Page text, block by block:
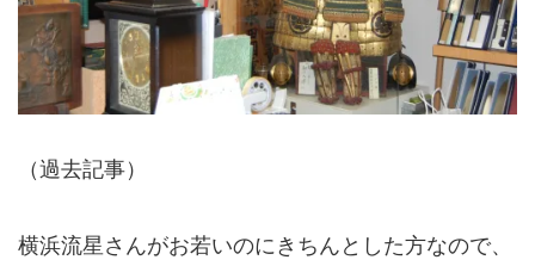
（過去記事）
横浜流星さんがお若いのにきちんとした方なので、